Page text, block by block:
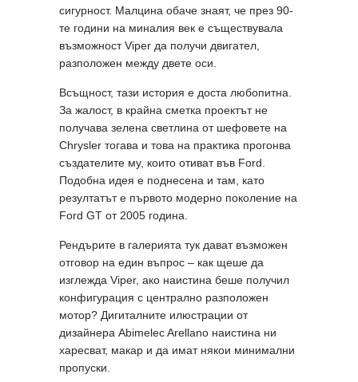
сигурност. Малцина обаче знаят, че през 90-
те години на миналия век е съществувала
възможност Viper да получи двигател,
разположен между двете оси.
Всъщност, тази история е доста любопитна.
За жалост, в крайна сметка проектът не
получава зелена светлина от шефовете на
Chrysler тогава и това на практика прогонва
създателите му, които отиват във Ford.
Подобна идея е поднесена и там, като
резултатът е първото модерно поколение на
Ford GT от 2005 година.
Рендърите в галерията тук дават възможен
отговор на един въпрос – как щеше да
изглежда Viper, ако наистина беше получил
конфигурация с централно разположен
мотор? Дигиталните илюстрации от
дизайнера Abimelec Arellano наистина ни
харесват, макар и да имат някои минимални
пропуски.